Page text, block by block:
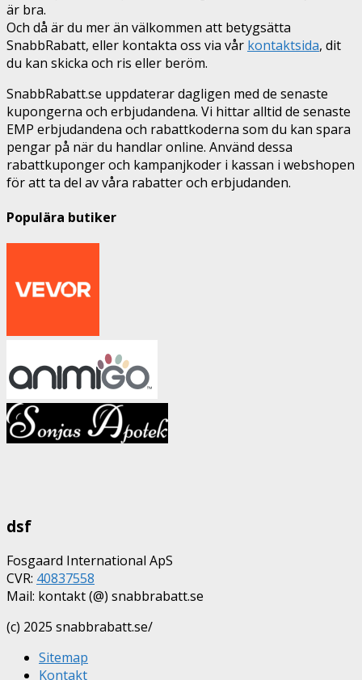
är bra.
Och då är du mer än välkommen att betygsätta
SnabbRabatt, eller kontakta oss via vår kontaktsida, dit
du kan skicka och ris eller beröm.
SnabbRabatt.se uppdaterar dagligen med de senaste
kupongerna och erbjudandena. Vi hittar alltid de senaste
EMP erbjudandena och rabattkoderna som du kan spara
pengar på när du handlar online. Använd dessa
rabattkuponger och kampanjkoder i kassan i webshopen
för att ta del av våra rabatter och erbjudanden.
Populära butiker
dsf
Fosgaard International ApS
CVR: 40837558
Mail: kontakt (@) snabbrabatt.se
(c) 2025 snabbrabatt.se/
Sitemap
Kontakt